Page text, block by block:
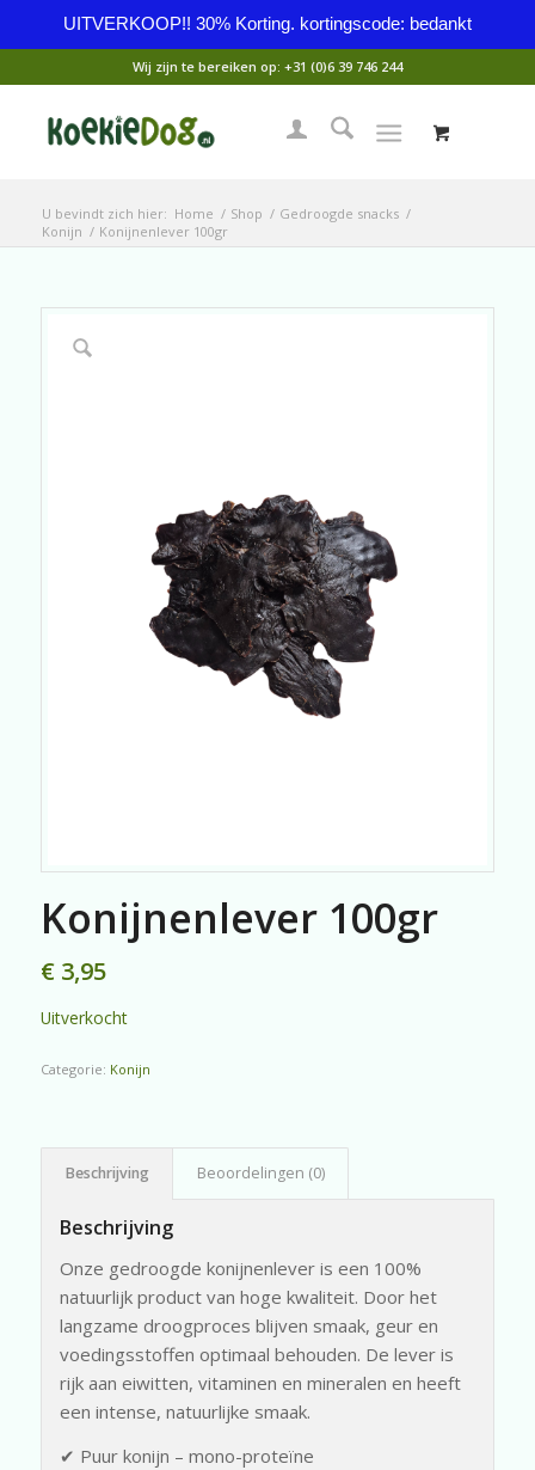
UITVERKOOP!! 30% Korting. kortingscode: bedankt
Wij zijn te bereiken op: +31 (0)6 39 746 244
U bevindt zich hier: Home / Shop / Gedroogde snacks /
Konijn / Konijnenlever 100gr
Konijnenlever 100gr
€3,95
Uitverkocht
Categorie: Konijn
Beschrijving Beoordelingen (0)
Beschrijving
Onze gedroogde konijnenlever is een 100%
natuurlijk product van hoge kwaliteit. Door het
langzame droogproces blijven smaak, geur en
voedingsstoffen optimaal behouden. De lever is
rijk aan eiwitten, vitaminen en mineralen en heeft
een intense, natuurlijke smaak.
✔ Puur konijn – mono-proteïne